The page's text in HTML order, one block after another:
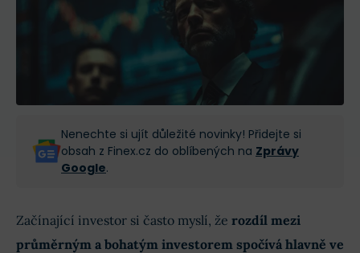
Nenechte si ujít důležité novinky! Přidejte si
obsah z Finex.cz do oblíbených na Zprávy
Google.
Začínající investor si často myslí, že rozdíl mezi
průměrným a bohatým investorem spočívá hlavně ve